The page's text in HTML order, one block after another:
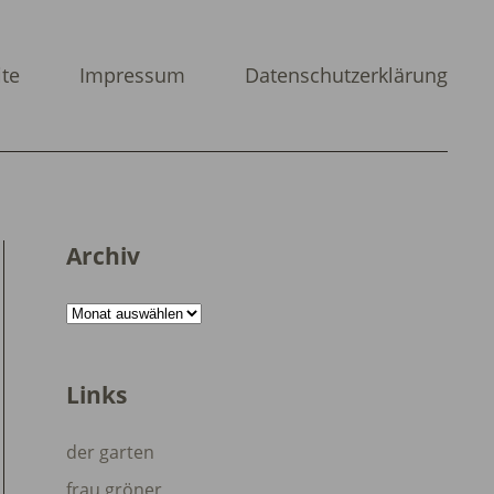
Impressum Datenschutzerklärung
Archiv
Archiv
Links
der garten